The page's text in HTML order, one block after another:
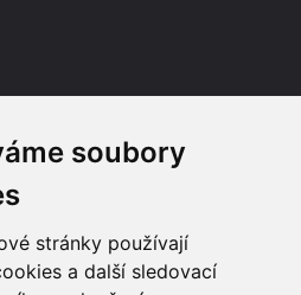
soubory
stránky používají
a další sledovací